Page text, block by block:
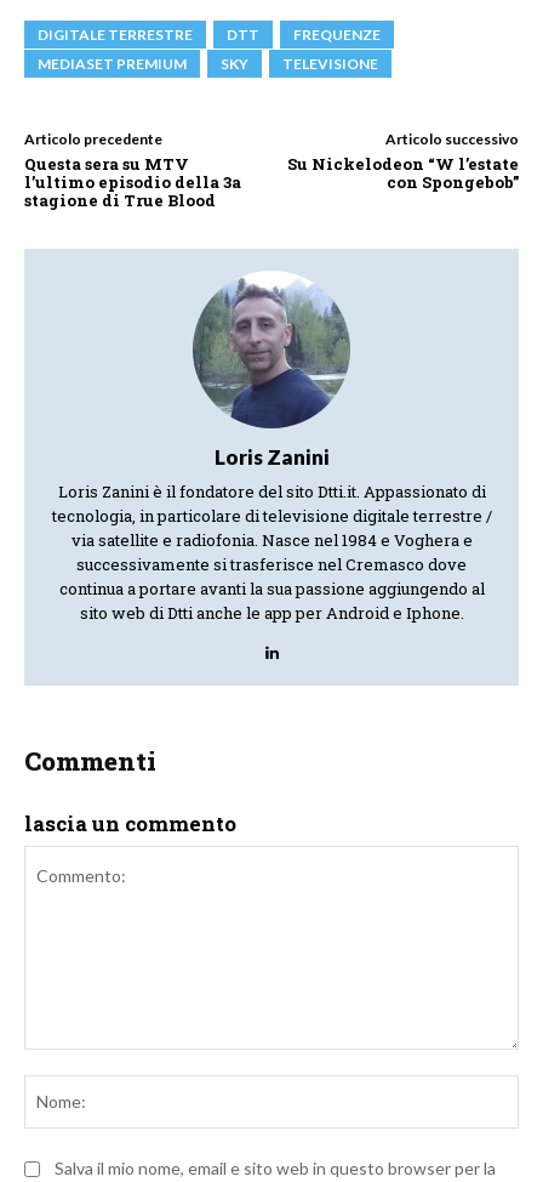
DIGITALE TERRESTRE DTT
FREQUENZE
MEDIASET PREMIUM
SKY TELEVISIONE
Articolo precedente
Questa sera su MTV
l’ultimo episodio della 3a
stagione di True Blood
Articolo successivo
Su Nickelodeon “W l’estate
con Spongebob”
Loris Zanini
Loris Zanini è il fondatore del sito Dtti.it. Appassionato di
tecnologia, in particolare di televisione digitale terrestre /
via satellite e radiofonia. Nasce nel 1984 e Voghera e
successivamente si trasferisce nel Cremasco dove
continua a portare avanti la sua passione aggiungendo al
sito web di Dtti anche le app per Android e Iphone.
Commenti
lascia un commento
Salva il mio nome, email e sito web in questo browser per la